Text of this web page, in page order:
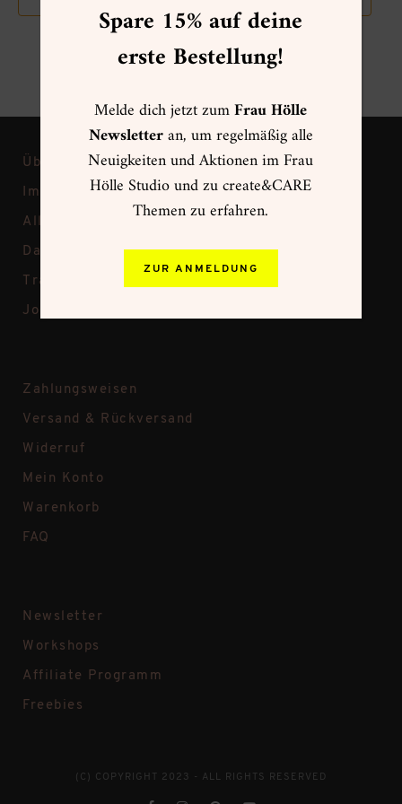
Über Frau Hölle
Impressum
Allgemeine Geschäftsbedingungen
Datenschutz
Transparenz bei Frau Hölle
Jobs
Zahlungsweisen
Versand & Rückversand
Widerruf
Mein Konto
Warenkorb
FAQ
Newsletter
Workshops
Affiliate Programm
Freebies
(C) COPYRIGHT 2023 - ALL RIGHTS RESERVED
Spare 15% auf deine
erste Bestellung!
Melde dich jetzt zumFrau Hölle
Newsletteran, um regelmäßig alle
Neuigkeiten und Aktionen im Frau
Hölle Studio und zu create&CARE
Themen zu erfahren.
ZUR ANMELDUNG